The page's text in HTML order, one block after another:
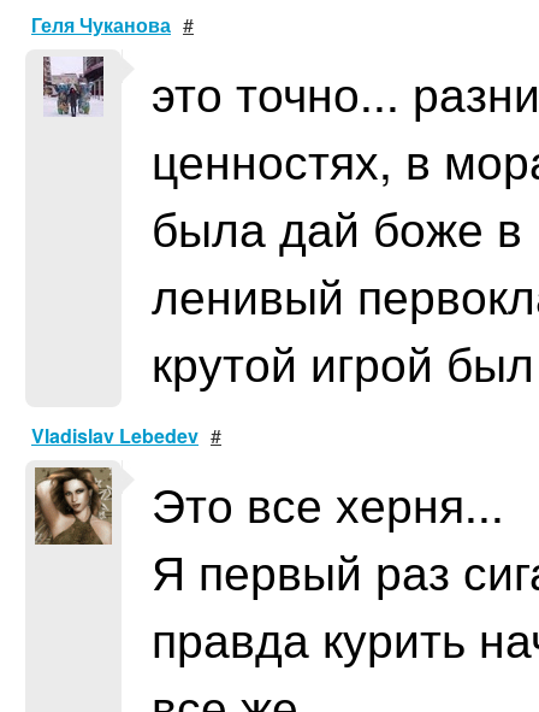
Геля Чуканова #
это точно...
ценностях, в
была дай боже в
ленивый
крутой игрой
Vladislav Lebedev #
Это все херня...
Я первый раз
правда курить